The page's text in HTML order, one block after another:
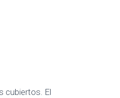
cubiertos. El